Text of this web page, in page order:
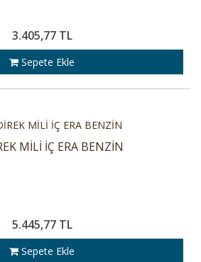
3.405,77 TL
Sepete Ekle
MİLİ İÇ ERA BENZİN
5.445,77 TL
Sepete Ekle